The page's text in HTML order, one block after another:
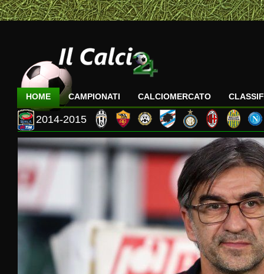
HOME CAMPIONATI CALCIOMERCATO
2014-2015